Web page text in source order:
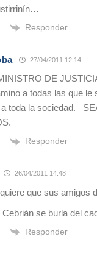
Responder
27/04/2011 12:14
DE
a todas las que
toda la sociedad.–
Responder
26/04/2011 14:48
que sus amigos
se burla del
Responder